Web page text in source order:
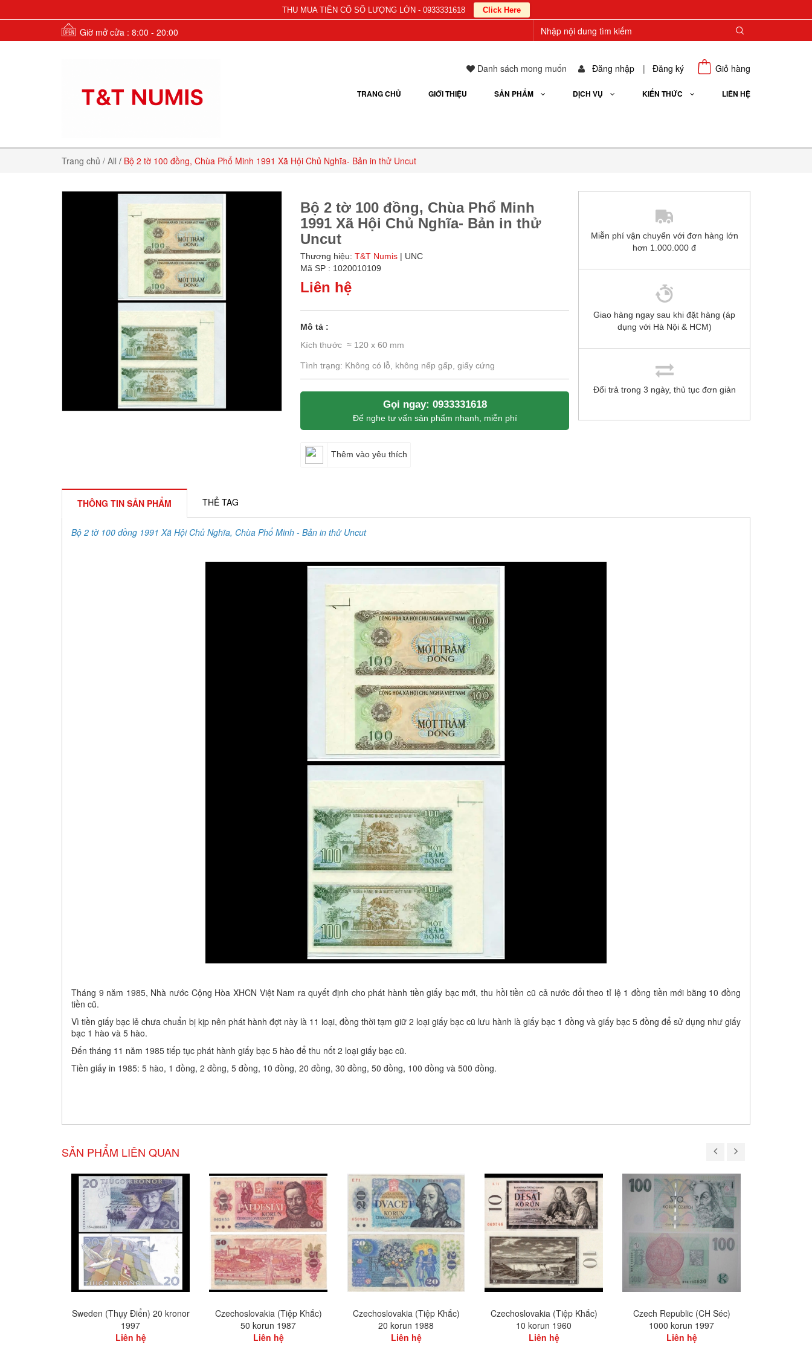
Giờ mở cửa : 8:00 - 20:00
Danh sách mong muốn Đăng nhập | Đăng ký Giỏ hàng
TRANG CHỦ GIỚI THIỆU SẢN PHẨM DỊCH VỤ KIẾN THỨC LIÊN HỆ
Trang chủ / All / Bộ 2 tờ 100 đồng, Chùa Phổ Minh 1991 Xã Hội Chủ Nghĩa- Bản in thử Uncut
Bộ 2 tờ 100 đồng, Chùa Phổ Minh
1991 Xã Hội Chủ Nghĩa- Bản in thử
Uncut
Thương hiệu: T&T Numis | UNC
Mã SP : 1020010109
Liên hệ
Mô tả :
Kích thước ≈ 120 x 60 mm
Tình trạng: Không có lỗ, không nếp gấp, giấy cứng
Gọi ngay: 0933331618
Để nghe tư vấn sản phẩm nhanh, miễn phí
Thêm vào yêu thích
Miễn phí vận chuyển với đơn hàng lớn
hơn 1.000.000 đ
Giao hàng ngay sau khi đặt hàng (áp
dụng với Hà Nội & HCM)
Đổi trả trong 3 ngày, thủ tục đơn giản
THÔNG TIN SẢN PHẨM THẺ TAG
Bộ 2 tờ 100 đồng 1991 Xã Hội Chủ Nghĩa, Chùa Phổ Minh - Bản in thửUncut
Tháng 9 năm 1985, Nhà nước Cộng Hòa XHCN Việt Nam ra quyết định cho phát hành tiền giấy bạc mới, thu hồi tiền cũ cả nước đổi theo tỉ lệ 1 đồng tiền mới bằng 10 đồng
tiền cũ.
Vì tiền giấy bạc lẻ chưa chuẩn bị kịp nên phát hành đợt này là 11 loại, đồng thời tạm giữ 2 loại giấy bạc cũ lưu hành là giấy bạc 1 đồng và giấy bạc 5 đồng để sử dụng như giấy
bạc 1 hào và 5 hào.
Đến tháng 11 năm 1985 tiếp tục phát hành giấy bạc 5 hào để thu nốt 2 loại giấy bạc cũ.
Tiền giấy in 1985: 5 hào, 1 đồng, 2 đồng, 5 đồng, 10 đồng, 20 đồng, 30 đồng, 50 đồng, 100 đồng và 500 đồng.
SẢN PHẨM LIÊN QUAN
Sweden (Thụy Điển) 20 kronor
1997
Liên hệ
Czechoslovakia (Tiệp Khắc)
50 korun 1987
Liên hệ
Czechoslovakia (Tiệp Khắc)
20 korun 1988
Liên hệ
Czechoslovakia (Tiệp Khắc)
10 korun 1960
Liên hệ
Czech Republic (CH Séc)
1000 korun 1997
Liên hệ
THU MUA TIỀN CỔ SỐ LƯỢNG LỚN - 0933331618 Click Here